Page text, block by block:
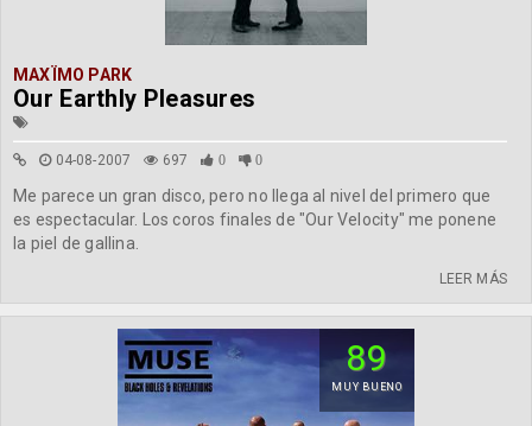
MAXÏMO PARK
Our Earthly Pleasures
04-08-2007 697 0 0
Me parece un gran disco, pero no llega al nivel del primero que
es espectacular. Los coros finales de "Our Velocity" me ponene
la piel de gallina.
LEER MÁS
89
MUY BUENO